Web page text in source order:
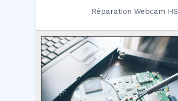
Réparation Webcam HS